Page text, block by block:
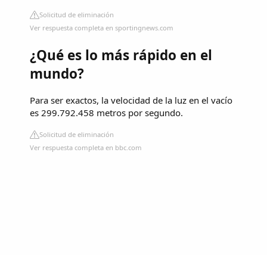
Solicitud de eliminación
Ver respuesta completa en sportingnews.com
¿Qué es lo más rápido en el
mundo?
Para ser exactos, la velocidad de la luz en el vacío
es 299.792.458 metros por segundo.
Solicitud de eliminación
Ver respuesta completa en bbc.com